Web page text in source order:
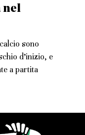
nel
sono
d’inizio, e
a partita